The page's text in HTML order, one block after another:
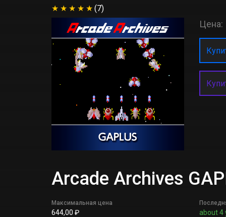
(7)
Цена:
Arcade Archives
Максимальная цена
644,00 ₽ about 4